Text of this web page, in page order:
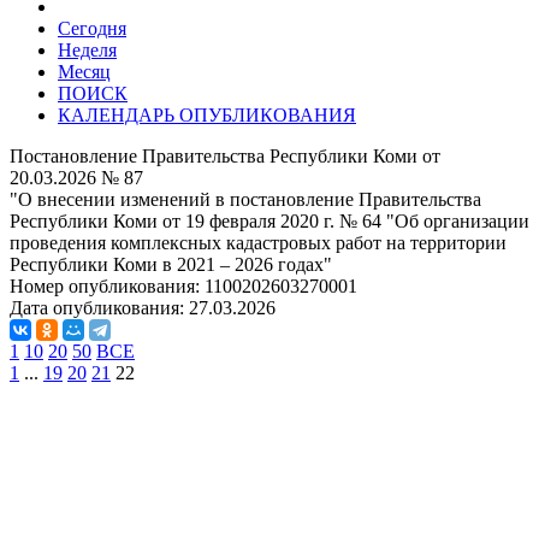
Сегодня
Неделя
Месяц
ПОИСК
КАЛЕНДАРЬ ОПУБЛИКОВАНИЯ
Постановление Правительства Республики Коми от
20.03.2026 № 87
"О внесении изменений в постановление Правительства
Республики Коми от 19 февраля 2020 г. № 64 "Об организации
проведения комплексных кадастровых работ на территории
Республики Коми в 2021 – 2026 годах"
Номер опубликования: 1100202603270001
Дата опубликования: 27.03.2026
1 10 20 50 ВСЕ
1 ... 19 20 21 22